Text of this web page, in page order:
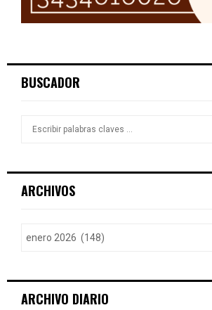
BUSCADOR
h
ARCHIVOS
ARCHIVO DIARIO